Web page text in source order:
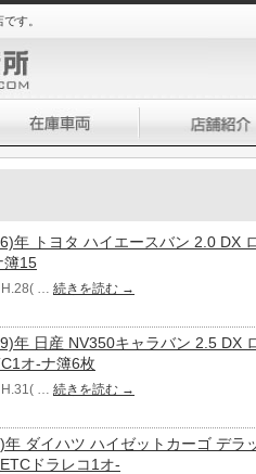
す。
年 トヨタ ハイエースバン 2.0 DX
簿15
H.28( … 続きを読む →
年 日産 NV350キャラバン 2.5 DX
オ-ナ簿6枚
H.31( … 続きを読む →
年 ダイハツ ハイゼットカーゴ デラ
ドラレコ1オ-